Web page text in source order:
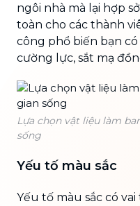
ngôi nhà mà lại hợp
toàn cho các thành
công phổ biến bạn
cường lực, sắt mạ
Lựa chọn vật liệu làm
sống
Yếu tố màu sắc
Yếu tố màu sắc có